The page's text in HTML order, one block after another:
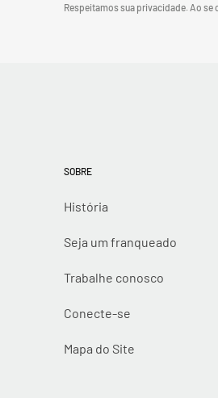
Respeitamos sua privacidade. Ao
SOBRE
História
Seja um franqueado
Trabalhe conosco
Conecte-se
Mapa do Site